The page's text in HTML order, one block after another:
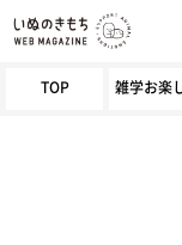
TOP 雑学お楽